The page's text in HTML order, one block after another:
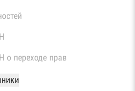
о переходе прав